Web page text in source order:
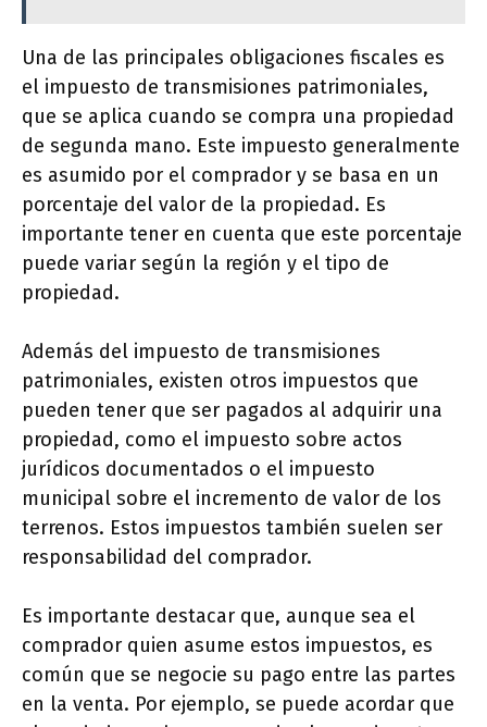
Una de las principales obligaciones fiscales es
el impuesto de transmisiones patrimoniales,
que se aplica cuando se compra una propiedad
de segunda mano. Este impuesto generalmente
es asumido por el comprador y se basa en un
porcentaje del valor de la propiedad. Es
importante tener en cuenta que este porcentaje
puede variar según la región y el tipo de
propiedad.
Además del impuesto de transmisiones
patrimoniales, existen otros impuestos que
pueden tener que ser pagados al adquirir una
propiedad, como el impuesto sobre actos
jurídicos documentados o el impuesto
municipal sobre el incremento de valor de los
terrenos. Estos impuestos también suelen ser
responsabilidad del comprador.
Es importante destacar que, aunque sea el
comprador quien asume estos impuestos, es
común que se negocie su pago entre las partes
en la venta. Por ejemplo, se puede acordar que